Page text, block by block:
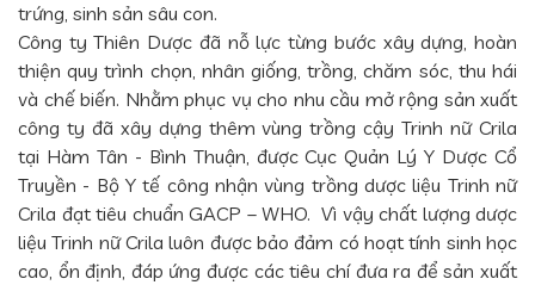
trứng, sinh sản sâu con.
Công ty Thiên Dược đã nỗ lực từng bước xây dựng, hoàn
thiện quy trình chọn, nhân giống, trồng, chăm sóc, thu hái
và chế biến. Nhằm phục vụ cho nhu cầu mở rộng sản xuất
công ty đã xây dựng thêm vùng trồng cậy Trinh nữ Crila
tại Hàm Tân - Bình Thuận, được Cục Quản Lý Y Dược Cổ
Truyền - Bộ Y tế công nhận vùng trồng dược liệu Trinh nữ
Crila đạt tiêu chuẩn GACP – WHO. Vì vậy chất lượng dược
liệu Trinh nữ Crila luôn được bảo đảm có hoạt tính sinh học
cao, ổn định, đáp ứng được các tiêu chí đưa ra để sản xuất